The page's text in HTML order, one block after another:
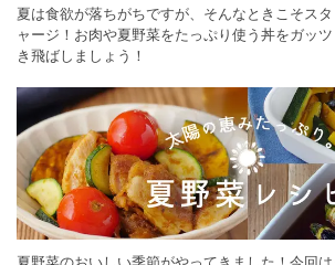
夏は食欲が落ちがちですが、そんなときこそス
ャージ！お肉や夏野菜をたっぷり使う丼をガッ
き飛ばしましょう！
夏野菜のおいしい季節がやってきました！今回